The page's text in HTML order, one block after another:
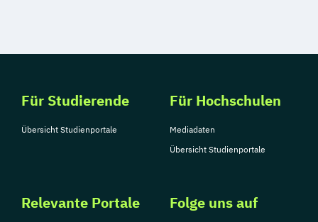
Für Studierende
Übersicht Studienportale
Für Hochschulen
Mediadaten
Übersicht Studienportale
Relevante Portale Folge uns auf